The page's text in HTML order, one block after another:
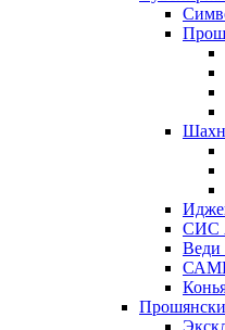
СИС
Веди